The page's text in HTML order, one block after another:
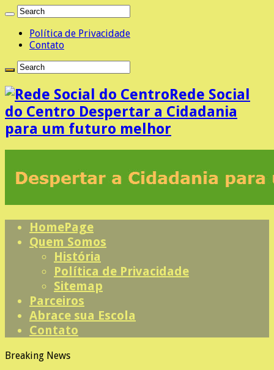
Política de Privacidade
Contato
Rede Social
do Centro Despertar a Cidadania
para um futuro melhor
HomePage
Quem Somos
História
Política de Privacidade
Sitemap
Parceiros
Abrace sua Escola
Contato
Breaking News